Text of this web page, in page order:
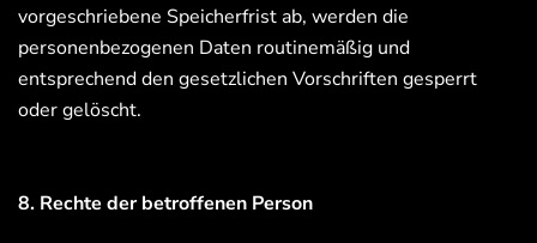
vorgeschriebene Speicherfrist ab, werden die
personenbezogenen Daten routinemäßig und
entsprechend den gesetzlichen Vorschriften gesperrt
oder gelöscht.
8. Rechte der betroffenen Person